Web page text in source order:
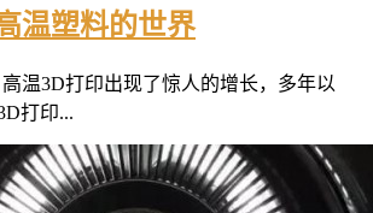
温塑料的世界
温3D打印出现了惊人的增长，多年以
打印...